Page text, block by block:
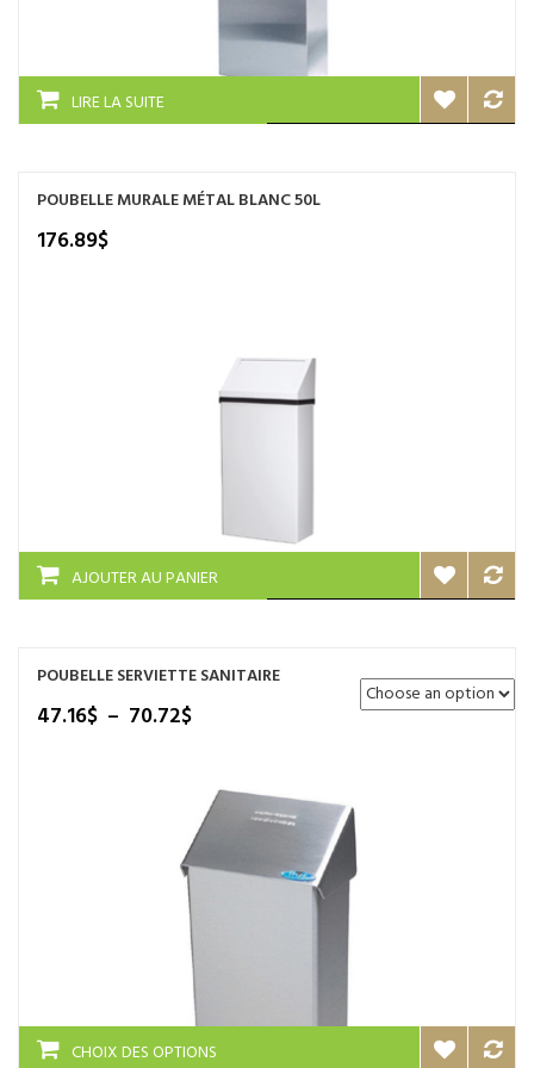
LIRE LA SUITE
POUBELLE MURALE MÉTAL BLANC 50L
176.89$
AJOUTER AU PANIER
POUBELLE SERVIETTE SANITAIRE
47.16$ – 70.72$Plage
47.16$
70.72$
CHOIX DES OPTIONS